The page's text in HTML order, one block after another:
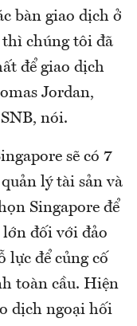
bàn giao dịch ở
thì chúng tôi đã
để giao dịch
Jordan,
nói.
sẽ có 7
lý tài sản và
Singapore để
đối với đảo
lực để củng cố
toàn cầu. Hiện
dịch ngoại hối